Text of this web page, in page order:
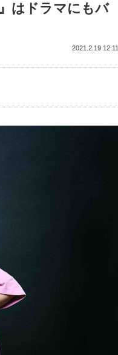
はドラマにもバ
2021.2.19 12:11